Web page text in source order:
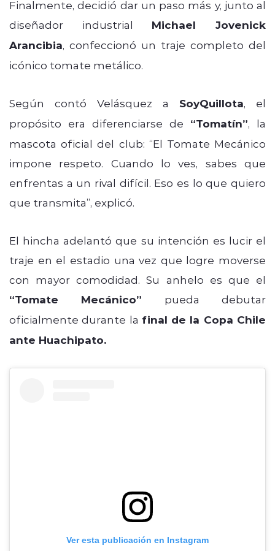
Finalmente, decidió dar un paso más y, junto al
diseñador industrial Michael Jovenick
Arancibia, confeccionó un traje completo del
icónico tomate metálico.
Según contó Velásquez a SoyQuillota, el
propósito era diferenciarse de “Tomatín”, la
mascota oficial del club: “El Tomate Mecánico
impone respeto. Cuando lo ves, sabes que
enfrentas a un rival difícil. Eso es lo que quiero
que transmita”, explicó.
El hincha adelantó que su intención es lucir el
traje en el estadio una vez que logre moverse
con mayor comodidad. Su anhelo es que el
“Tomate Mecánico” pueda debutar
oficialmente durante la final de la Copa Chile
ante Huachipato.
Ver esta publicación en Instagram